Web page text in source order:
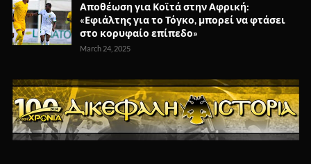
Αποθέωση για Κοϊτά στην Αφρική:
«Εφιάλτης για το Τόγκο, μπορεί να φτάσει
στο κορυφαίο επίπεδο»
March 24, 2025